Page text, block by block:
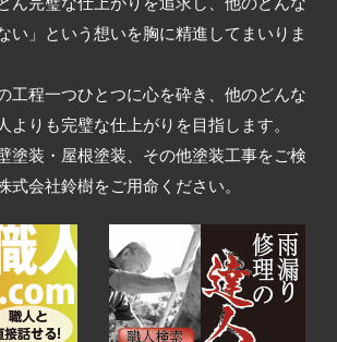
ん完璧な仕上がりを追求し、他のどんな
い」という想いを胸に精進してまいりま
工程一つひとつに心を砕き、他のどんな
よりも完璧な仕上がりを目指します。
塗装・屋根塗装、その他塗装工事をご検
式会社鈴樹をご用命ください。